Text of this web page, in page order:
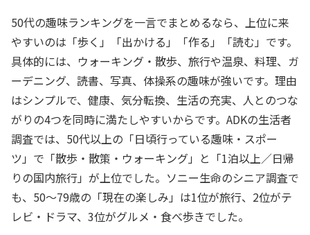
50代の趣味ランキングを一言でまとめるなら、上位に来
やすいのは「歩く」「出かける」「作る」「読む」です。
具体的には、ウォーキング・散歩、旅行や温泉、料理、ガ
ーデニング、読書、写真、体操系の趣味が強いです。理由
はシンプルで、健康、気分転換、生活の充実、人とのつな
がりの4つを同時に満たしやすいからです。ADKの生活者
調査では、50代以上の「日頃行っている趣味・スポー
ツ」で「散歩・散策・ウォーキング」と「1泊以上／日帰
りの国内旅行」が上位でした。ソニー生命のシニア調査で
も、50〜79歳の「現在の楽しみ」は1位が旅行、2位がテ
レビ・ドラマ、3位がグルメ・食べ歩きでした。